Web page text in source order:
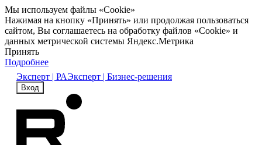
Мы используем файлы «Cookie»
Нажимая на кнопку «Принять» или продолжая пользоваться
сайтом, Вы соглашаетесь на обработку файлов «Cookie» и
данных метрической системы Яндекс.Метрика
Принять
Подробнее
Эксперт | РАЭксперт | Бизнес-решения
Вход